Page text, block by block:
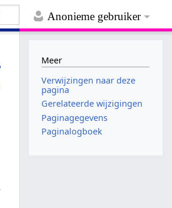
Anonieme gebruiker
Meer
Verwijzingen naar deze
pagina
Gerelateerde wijzigingen
Paginagegevens
Paginalogboek